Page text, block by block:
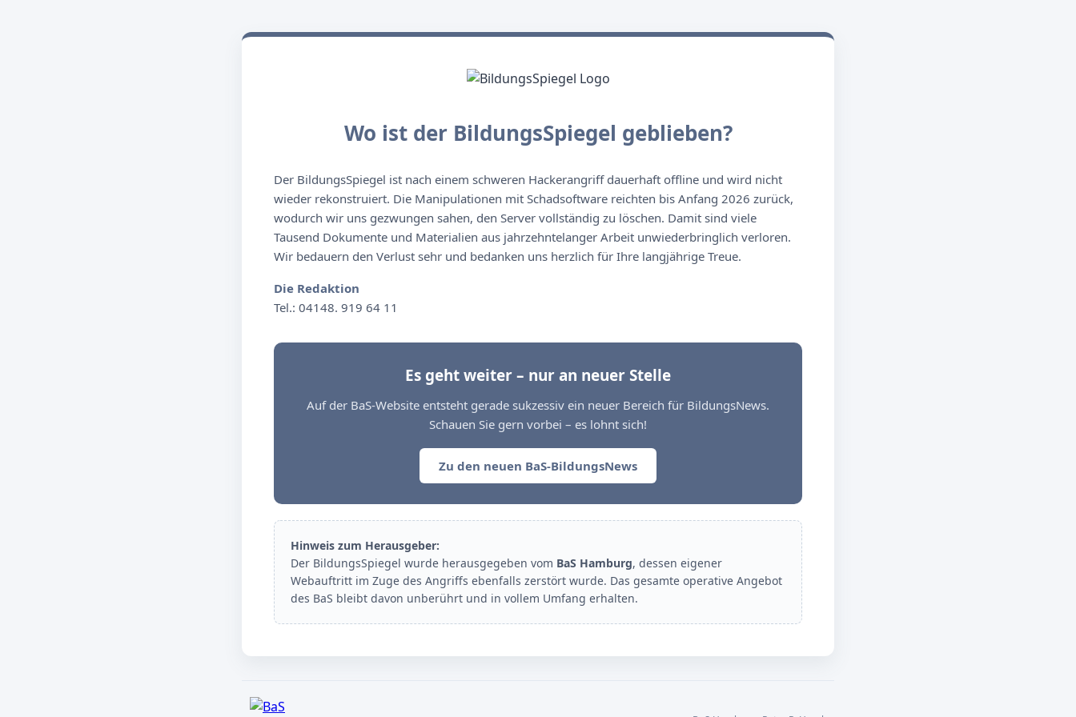
Wo ist der BildungsSpiegel geblieben?
Der BildungsSpiegel ist nach einem schweren Hackerangriff dauerhaft offline und wird nicht
wieder rekonstruiert. Die Manipulationen mit Schadsoftware reichten bis Anfang 2026 zurück,
wodurch wir uns gezwungen sahen, den Server vollständig zu löschen. Damit sind viele
Tausend Dokumente und Materialien aus jahrzehntelanger Arbeit unwiederbringlich verloren.
Wir bedauern den Verlust sehr und bedanken uns herzlich für Ihre langjährige Treue.
Die Redaktion
Tel.: 04148. 919 64 11
Es geht weiter – nur an neuer Stelle
Auf der BaS-Website entsteht gerade sukzessiv ein neuer Bereich für BildungsNews.
Schauen Sie gern vorbei – es lohnt sich!
Zu den neuen BaS-BildungsNews
Hinweis zum Herausgeber:
Der BildungsSpiegel wurde herausgegeben vom BaS Hamburg, dessen eigener
Webauftritt im Zuge des Angriffs ebenfalls zerstört wurde. Das gesamte operative Angebot
des BaS bleibt davon unberührt und in vollem Umfang erhalten.